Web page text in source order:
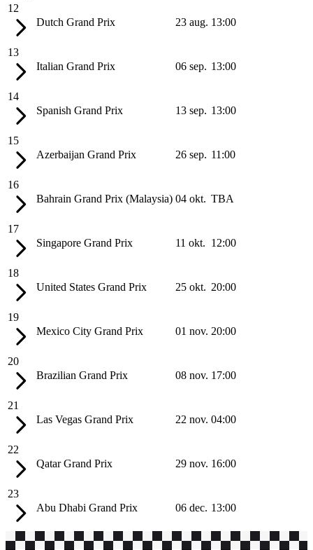
12
Dutch Grand Prix
23 aug. 13:00
13
Italian Grand Prix
06 sep. 13:00
14
Spanish Grand Prix
13 sep. 13:00
15
Azerbaijan Grand Prix
26 sep. 11:00
16
Bahrain Grand Prix (Malaysia) 04 okt. TBA
17
Singapore Grand Prix
11 okt. 12:00
18
United States Grand Prix
25 okt. 20:00
19
Mexico City Grand Prix
01 nov. 20:00
20
Brazilian Grand Prix
08 nov. 17:00
21
Las Vegas Grand Prix
22 nov. 04:00
22
Qatar Grand Prix
29 nov. 16:00
23
Abu Dhabi Grand Prix
06 dec. 13:00